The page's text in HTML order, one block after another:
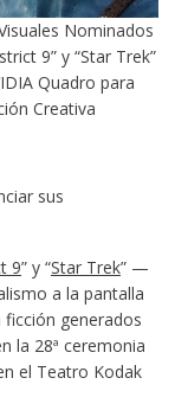
Nominados
9” y “Star Trek”
Quadro para
Creativa
sus
9” y “Star Trek” —
a la pantalla
generados
la 28ª ceremonia
el Teatro Kodak